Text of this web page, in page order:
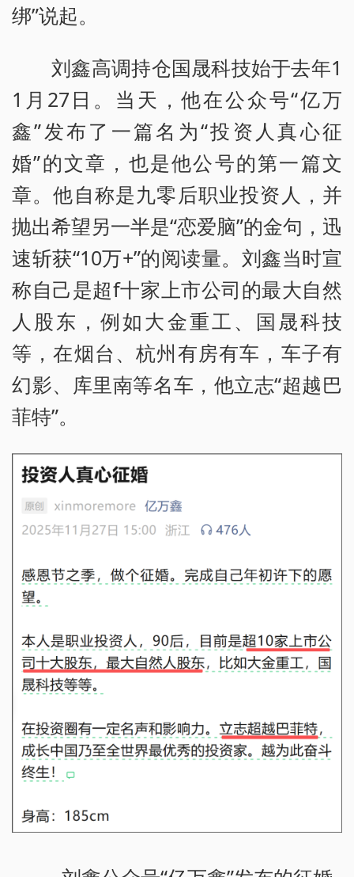
绑”说起。
刘鑫高调持仓国晟科技始于去年1
1月27日。当天，他在公众号“亿万
鑫”发布了一篇名为“投资人真心征
婚”的文章，也是他公号的第一篇文
章。他自称是九零后职业投资人，并
抛出希望另一半是“恋爱脑”的金句，迅
速斩获“10万+”的阅读量。刘鑫当时宣
称自己是超f十家上市公司的最大自然
人股东，例如大金重工、国晟科技
等，在烟台、杭州有房有车，车子有
幻影、库里南等名车，他立志“超越巴
菲特”。